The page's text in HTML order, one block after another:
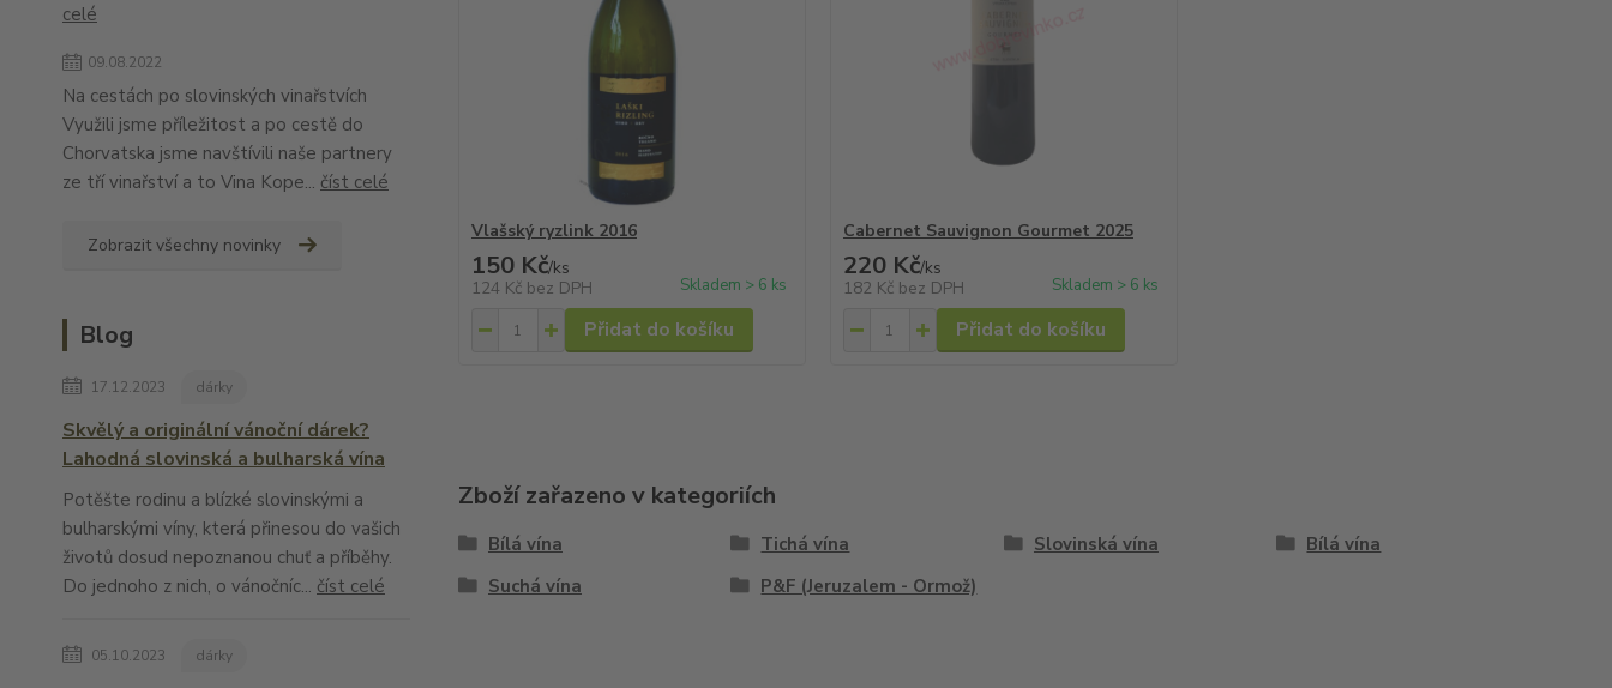
celé
09.08.2022
Na cestách po slovinských vinařstvích
Využili jsme příležitost a po cestě do
Chorvatska jsme navštívili naše partnery
ze tří vinařství a to Vina Kope... číst celé
Zobrazit všechny novinky
Blog
17.12.2023 dárky
Skvělý a originální vánoční dárek?
Lahodná slovinská a bulharská vína
Potěšte rodinu a blízké slovinskými a
bulharskými víny, která přinesou do vašich
životů dosud nepoznanou chuť a příběhy.
Do jednoho z nich, o vánočníc... číst celé
05.10.2023 dárky
Vlašský ryzlink 2016
150 Kč/ks
124 Kč bez DPH Skladem > 6 ks
Přidat do košíku
Cabernet Sauvignon Gourmet 2025
220 Kč/ks
182 Kč bez DPH Skladem > 6 ks
Přidat do košíku
Zboží zařazeno v kategoriích
Bílá vína Tichá vína Slovinská vína
Bílá vína
Suchá vína
P&F (Jeruzalem - Ormož)